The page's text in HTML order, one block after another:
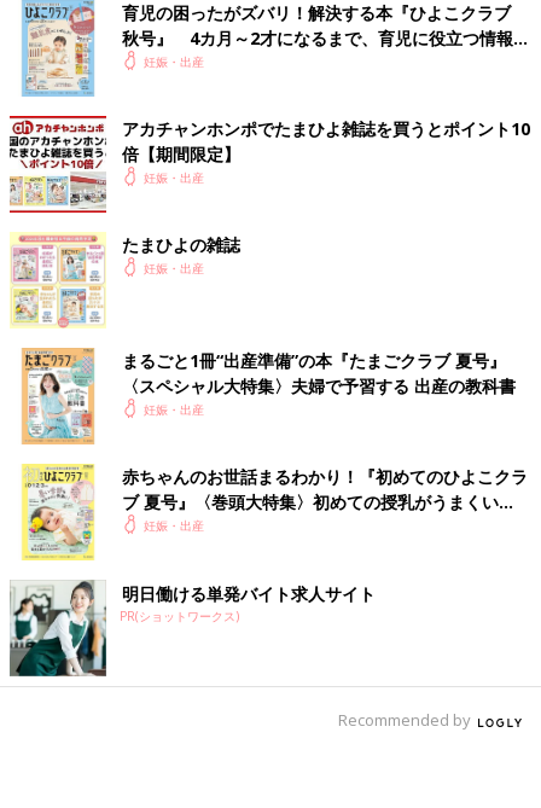
インターネット（スマートフォン、パソコン）から、簡単な操作
でどこからでも診察の予約・キャンセルができます。
https://yoyaku.atlink.jp/abesan/
・ご予約された日時を確認できます。また、診察当日は、診察の
順番が確認できます。
・ご予約日前日に確認メールを配信いたします。
・ご指定された診察予定時刻の30～60分前にお知らせメールを
配信いたします。
・初診の方（診察券をお持ちでない方）もお電話またはネットで
ご予約をお願いいたします。
・診察券をお持ちで、はじめてWEB予約をされる方は、「ご利
用登録」より利用登録をお願いいたします。再度ネット予約にア
クセスし、診察券番号と設定したパスワードでログインしてくだ
さい。
構成/たまひよ選べる出産祝い 編集部
育児の困ったがズバリ！解決する本『ひよこクラブ
秋号』 4カ月～2才になるまで、育児に役立つ情報が
いっぱい！
妊娠・出産
アカチャンホンポでたまひよ雑誌を買うとポイント10
倍【期間限定】
妊娠・出産
たまひよの雑誌
妊娠・出産
まるごと1冊“出産準備”の本『たまごクラブ 夏号』
〈スペシャル大特集〉夫婦で予習する 出産の教科書
妊娠・出産
赤ちゃんのお世話まるわかり！『初めてのひよこクラ
ブ 夏号』〈巻頭大特集〉初めての授乳がうまくい
く！ おっぱい・ミルクの基本と夏のトラブル 解決テ
妊娠・出産
明日働ける単発バイト求人サイト
PR(ショットワークス)
Recommended by